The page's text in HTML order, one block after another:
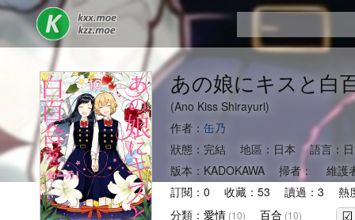
あの娘にキスと白
(Ano Kiss Shirayuri)
作者： 缶乃
狀態：完結 地區：日本 語言：
版本：KADOKAWA 掃者： 維護
訂閱：0 收藏：53 讀過：3 熱
分類： 愛情 (10) 百合 (10)